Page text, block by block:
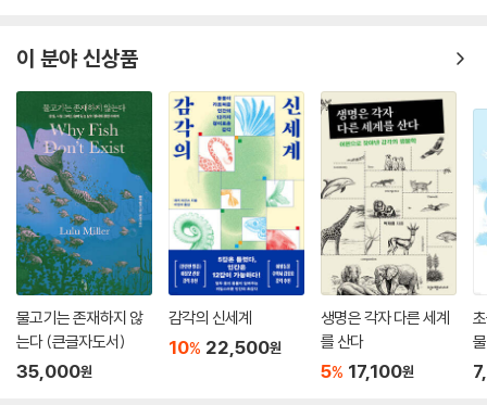
눌랑지는 유목민이었던 카카두족의 고향이었다. 카카두족은 백인들에게
임금을 받고 일하면서 유목민의 정체성을 잊어버렸고, 동굴벽화는 카카두
족 역사의 흔적이었다. 소수의 유럽인에게만 발견되어 외부인이 거의 본
적이 없는 동굴벽화를 보며 애튼버러는 비잔틴 교회의 벽을 둘러싼 성인들
처럼 공중에 떠 있는 사람과 내장까지 그려져 엑스레이 사진을 연상케 하
는 큰입선농어를 비롯한 동물과 손자국을 보며 이곳에 그림을 그린 화가들
을 떠올린다.
“매우 인상적인 그림”이 있다는 말을 믿고 간 오비리에는 너비 15미터, 높
이 1.8미터의 거대한 동굴벽화가 있었다. 햇볕이 동굴 안을 환히 비추는 10
분간의 짧은 시간 안에 촬영과 내레이션을 성공리에 마치기까지 아슬아슬
한 순간의 이야기가 흥미롭게 전개된다.
이 분야 신상품
물고기는 존재하지 않
는다 (큰글자도서)
35,000원
감각의 신세계
10% 22,500원
생명은 각자 다른 세계
를 산다
5% 17,100원